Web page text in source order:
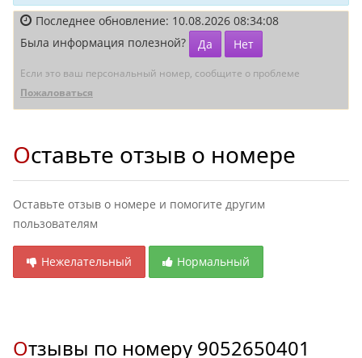
Последнее обновление: 10.08.2026 08:34:08
Была информация полезной?
Да Нет
Если это ваш персональный номер, сообщите о проблеме
Пожаловаться
Оставьте отзыв о номере
Оставьте отзыв о номере и помогите другим
пользователям
Нежелательный Нормальный
Отзывы по номеру 9052650401